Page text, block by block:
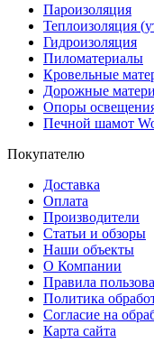
Пароизоляция
Теплоизоляция
Гидроизоляция
Пиломатериалы
Кровельные
Дорожные
Опоры
Печной шамот
Покупателю
Доставка
Оплата
Производители
Статьи и обзоры
Наши объекты
О Компании
Правила
Политика
Согласие на
Карта сайта